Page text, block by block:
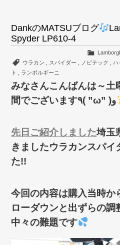
DankのMATSUブログ
Spyder LP610-4
ウラカン
スパイダー ノビテック ,ハ
ト
ランボルギーニ
みなさんこんばんは～土
間でございます٩( ”ω” )و
先日ご紹介しました埼玉
きましたウラカンスパイ
た!!
今回の内容は購入当時か
ローダウンと出ずらの
中々の難題です